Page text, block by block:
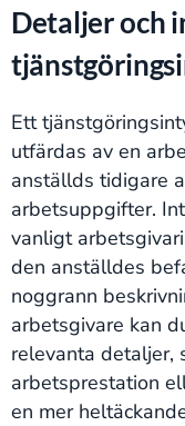
Detaljer och
Ett
utfärdas av en
anställds tidigare
arbetsuppgifter.
vanligt
den anställdes
noggrann
arbetsgivare kan
relevanta detaljer,
arbetsprestation
en mer